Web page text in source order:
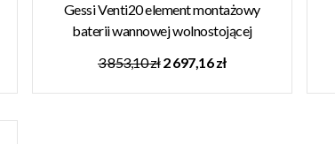
Gessi Venti20 element montażowy
baterii wannowej wolnostojącej
3 853,10 zł2 697,16 zł